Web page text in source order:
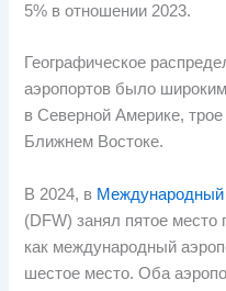
5% в отношении 2023.
Географическое
аэропортов было
в Северной Америке,
Ближнем Востоке.
В 2024, в Международный
(DFW) занял пятое место
как международный
шестое место. Оба